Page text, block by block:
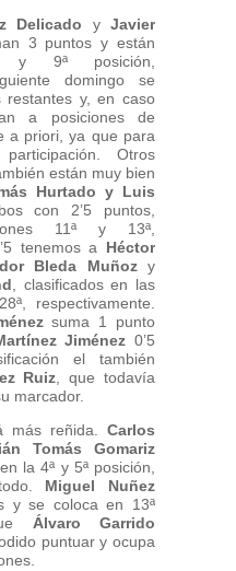
Delicado y Javier
3 puntos y están
y 9ª posición,
domingo se
restantes y, en caso
a posiciones de
a priori, ya que para
Otros
están muy bien
Hurtado y Luis
con 2’5 puntos,
11ª y 13ª,
tenemos a Héctor
Bleda Muñozy
, clasificados en las
respectivamente.
suma 1 punto
Jiménez 0’5
el también
Ruiz , que todavía
marcador.
más reñida. Carlos
Tomás Gomariz
la 4ª y 5ª posición,
Miguel Nuñez
y se coloca en 13ª
Álvaro Garrido
puntuar y ocupa